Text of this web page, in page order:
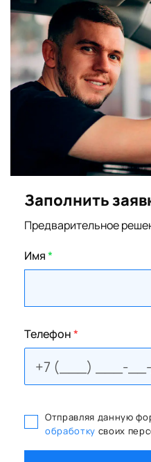
Заполнить
Предварительное
Имя*
Телефон*
Отправляя данную
обработку своих